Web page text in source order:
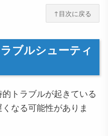
↑目次に戻る
ブルシューティ
トラブルが起きている
なる可能性がありま